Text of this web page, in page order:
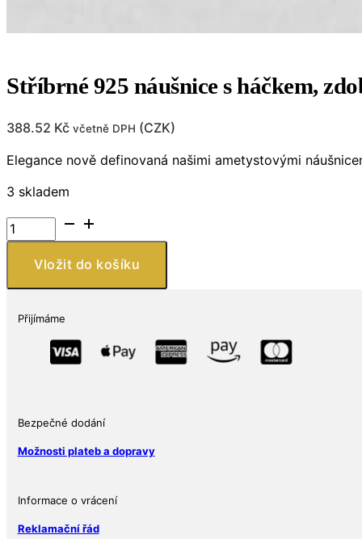
Stříbrné 925 náušnice s háčkem,
388.52 Kč včetně DPH (CZK)
Elegance nově definovaná našimi ametystovými
3 skladem
Stříbrné
925
náušnice
zdobené
množství
Vložit do košíku
Přijímáme
Bezpečné dodání
Možnosti plateb a dopravy
Informace o vrácení
Reklamační řád